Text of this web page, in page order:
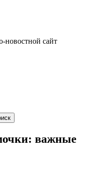
новостной сайт
важные